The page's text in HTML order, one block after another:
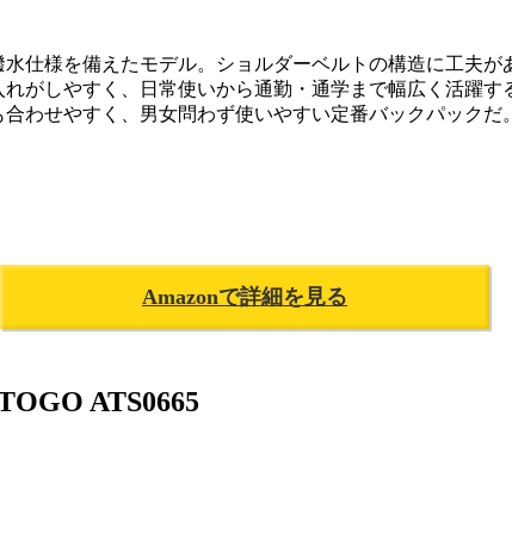
仕様を備えたモデル。ショルダーベルトの構造に工夫
がしやすく、日常使いから通勤・通学まで幅広く活躍
わせやすく、男女問わず使いやすい定番バックパックだ
Amazonで詳細を見る
ATS0665